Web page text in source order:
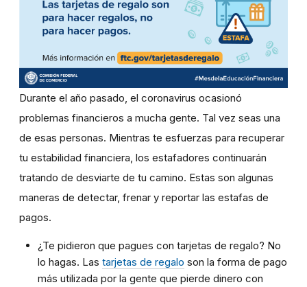
Durante el año pasado, el coronavirus ocasionó
problemas financieros a mucha gente. Tal vez seas una
de esas personas. Mientras te esfuerzas para recuperar
tu estabilidad financiera, los estafadores continuarán
tratando de desviarte de tu camino. Estas son algunas
maneras de detectar, frenar y reportar las estafas de
pagos.
¿Te pidieron que pagues con tarjetas de regalo? No
lo hagas. Las tarjetas de regalo son la forma de pago
más utilizada por la gente que pierde dinero con